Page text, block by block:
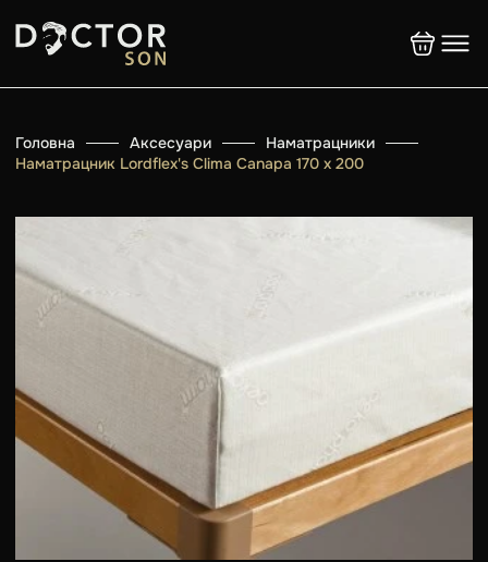
Головна Аксесуари
Наматрацники
Наматрацник Lordflex's Clima Сanapa 170 х 200